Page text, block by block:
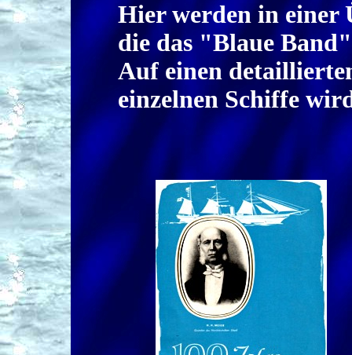
Hier werden in einer
die das "Blaue
Auf einen
einzelnen Schiffe